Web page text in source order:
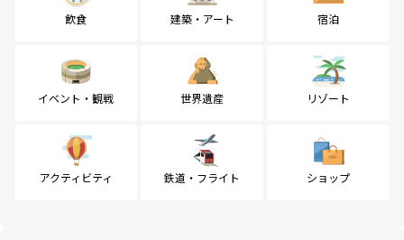
飲食 建築・アート 宿泊
イベント・観戦 世界遺産 リゾート
アクティビティ 鉄道・フライト ショップ